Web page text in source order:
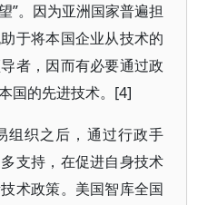
”。因为亚洲国家普遍担
于将本国企业从技术的
者，因而有必要通过政
国的先进技术。[4]
组织之后，通过行政手
支持，在促进自身技术
术政策。美国智库全国